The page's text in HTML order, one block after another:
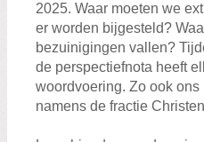
2025. Waar moeten we
er worden bijgesteld?
bezuinigingen vallen?
de perspectiefnota heeft
woordvoering. Zo ook
namens de fractie